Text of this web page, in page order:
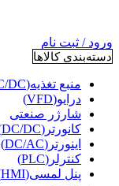
ورود / ثبت نام
دسته‌بندی کالاها
منبع تغذیه(AC/DC)
درایو(VFD)
شارژر صنعتی
کانورتر(DC/DC)
اینورتر(DC/AC)
کنترلر(PLC)
پنل لمسی(HMI)